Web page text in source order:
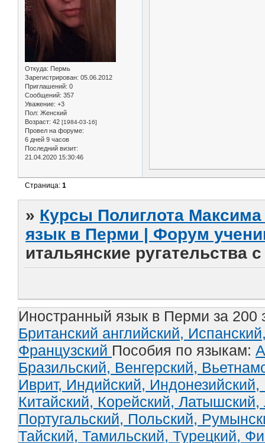
Откуда: Пермь
Зарегистрирован: 05.06.2012
Приглашений: 0
Сообщений: 357
Уважение: +3
Пол: Женский
Возраст: 42 [1984-03-16]
Провел на форуме:
6 дней 9 часов
Последний визит:
21.04.2020 15:30:46
Страница:1
» Курсы Полиглота
язык в Перми | Форум
итальянские ругательства
Иностранный язык в Перми за 200
Британский английский,
Французский Пособия по языкам:
Бразильский, Венгерский,
Иврит, Индийский, Индонезийский,
Китайский, Корейский, Латышский,
Португальский, Польский,
Тайский, Тамильский, Турецкий,